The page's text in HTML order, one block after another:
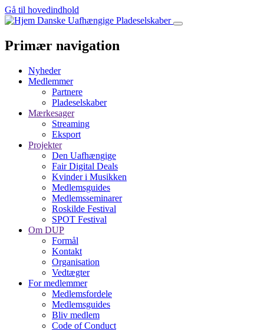
Gå til hovedindhold
Danske Uafhængige Pladeselskaber
Primær navigation
Nyheder
Medlemmer
Partnere
Pladeselskaber
Mærkesager
Streaming
Eksport
Projekter
Den Uafhængige
Fair Digital Deals
Kvinder i Musikken
Medlemsguides
Medlemsseminarer
Roskilde Festival
SPOT Festival
Om DUP
Formål
Kontakt
Organisation
Vedtægter
For medlemmer
Medlemsfordele
Medlemsguides
Bliv medlem
Code of Conduct